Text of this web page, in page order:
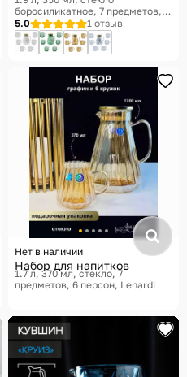
боросиликатное, 7 предметов
Lenardi
5.0 1 отзыв
Нет в наличии
Набор для напитков
1.7 л, 370 мл, стекло, 7
предметов, 6 персон Lenardi